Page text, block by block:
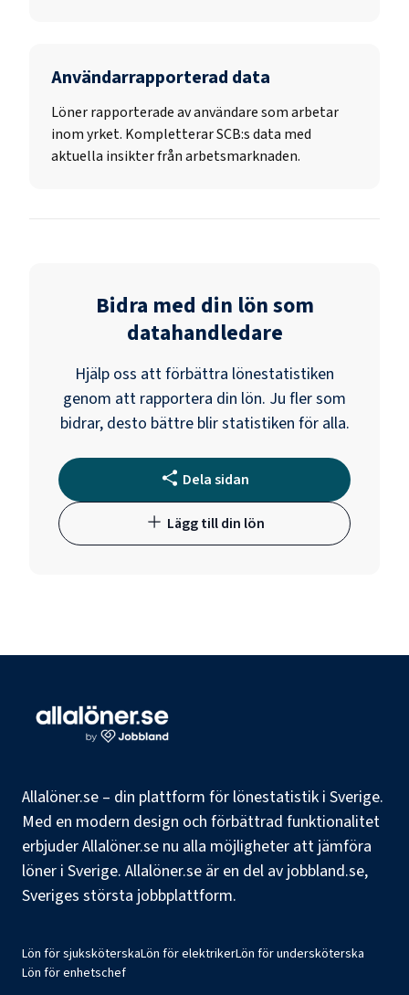
Användarrapporterad data
Löner rapporterade av användare som arbetar
inom yrket. Kompletterar SCB:s data med
aktuella insikter från arbetsmarknaden.
Bidra med din lön som
datahandledare
Hjälp oss att förbättra lönestatistiken
genom att rapportera din lön. Ju fler som
bidrar, desto bättre blir statistiken för alla.
Dela sidan
Lägg till din lön
Allalöner.se – din plattform för lönestatistik i Sverige.
Med en modern design och förbättrad funktionalitet
erbjuder Allalöner.se nu alla möjligheter att jämföra
löner i Sverige. Allalöner.se är en del av jobbland.se,
Sveriges största jobbplattform.
Lön för sjuksköterskaLön för elektrikerLön för undersköterska
Lön för enhetschef